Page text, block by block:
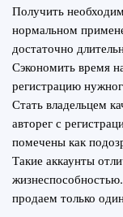
Получить
нормальном
достаточно
Сэкономить время
регистрацию
Стать владельцем
авторег с
помечены как
Такие аккаунты
продаем только